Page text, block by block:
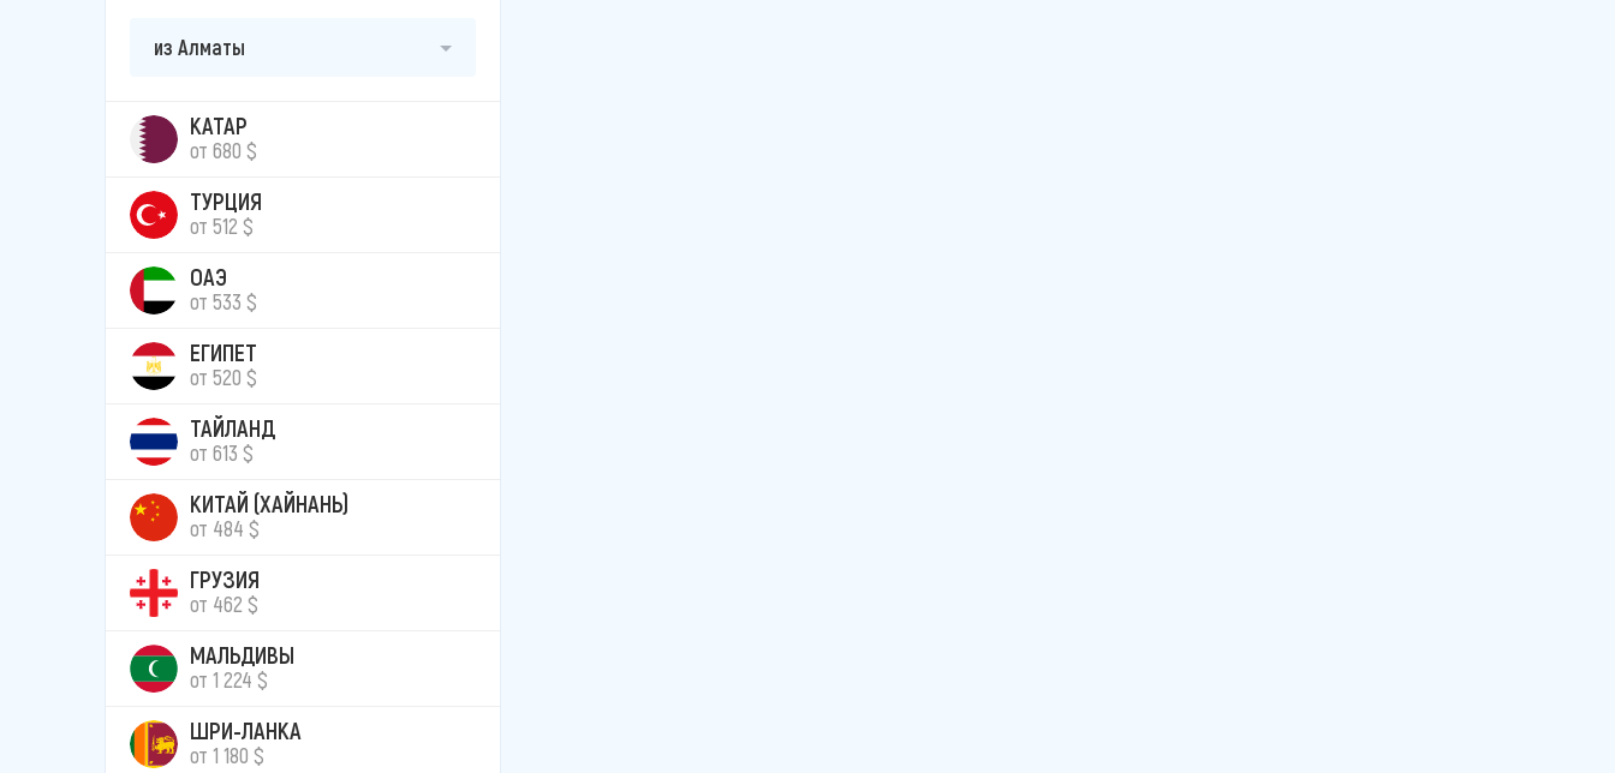
из Алматы
КАТАР
от 680 $
ТУРЦИЯ
от 512 $
ОАЭ
от 533 $
ЕГИПЕТ
от 520 $
ТАЙЛАНД
от 613 $
КИТАЙ (ХАЙНАНЬ)
от 484 $
ГРУЗИЯ
от 462 $
МАЛЬДИВЫ
от 1 224 $
ШРИ-ЛАНКА
от 1 180 $